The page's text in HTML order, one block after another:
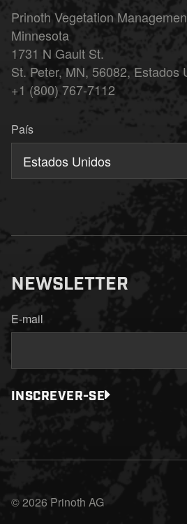
Prinoth Vegetation
Minnesota
1731 N Gault St.
St. Peter, MN, 56082, Estados
+1 (800) 767-7112
País
Estados Unidos
NEWSLETTER
E-mail
INSCREVER-SE
© 2026 Prinoth AG